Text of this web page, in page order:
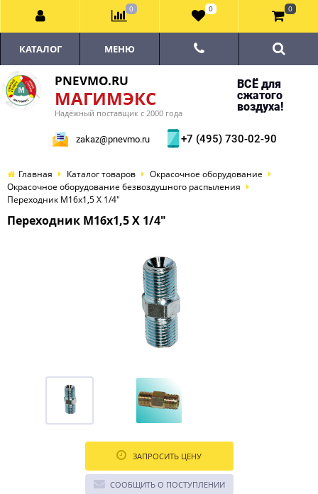
PNEVMO.RU
МАГИМЭКС
Надёжный поставщик с 2000 года
ВСЁ для
сжатого
воздуха!
zakaz@pnevmo.ru +7 (495) 730-02-90
КАТАЛОГ МЕНЮ
Главная Каталог товаров
Окрасочное оборудование
Окрасочное оборудование безвоздушного распыления
Переходник М16х1,5 Х 1/4"
Переходник М16х1,5 Х 1/4"
ЗАПРОСИТЬ ЦЕНУ
СООБЩИТЬ О ПОСТУПЛЕНИИ
0 0 0